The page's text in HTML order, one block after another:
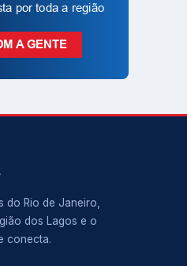
do Rio de Janeiro,
dos Lagos e o
conecta.